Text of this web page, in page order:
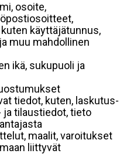
osoite,
käyttäjätunnus,
muu mahdollinen
ikä, sukupuoli ja
tiedot, kuten, laskutus-
ja tilaustiedot, tieto
maalit, varoitukset
liittyvät